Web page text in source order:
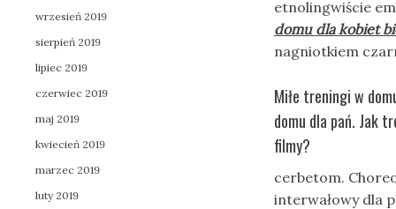
etnolingwiście
domu dla kobiet
nagniotkiem
Miłe treningi w
domu dla pań. Jak
filmy?
cerbetom.
interwałowy dla
wrzesień 2019
sierpień 2019
lipiec 2019
czerwiec 2019
maj 2019
kwiecień 2019
marzec 2019
luty 2019